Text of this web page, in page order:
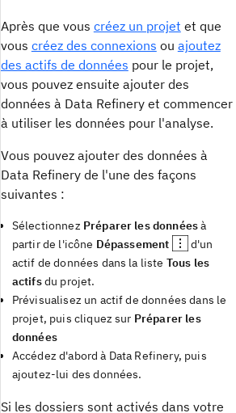
Après que vous créez un projet et que
vous créez des connexions ou ajoutez
des actifs de données pour le projet,
vous pouvez ensuite ajouter des
données à Data Refinery et commencer
à utiliser les données pour l'analyse.
Vous pouvez ajouter des données à
Data Refinery de l'une des façons
suivantes :
Sélectionnez Préparer les donnéesà
partir de l'icône Dépassement
d'un
actif de données dans la liste Tous les
actifsdu projet.
Prévisualisez un actif de données dans le
projet, puis cliquez sur Préparer les
données
Accédez d'abord à Data Refinery, puis
ajoutez-lui des données.
Si les dossiers sont activés dans votre